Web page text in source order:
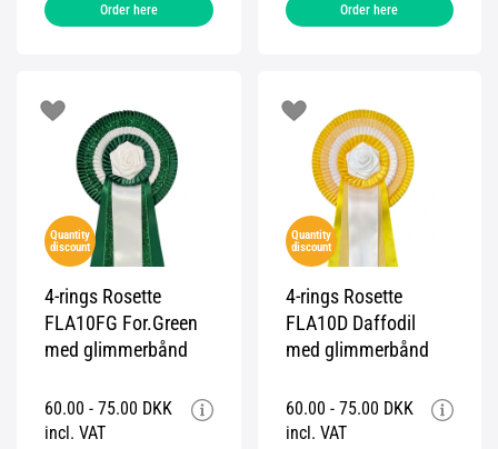
Order here Order here
Quantity
discount
4-rings Rosette
FLA10FG For.Green
med glimmerbånd
60.00 - 75.00 DKK
incl. VAT
Quantity
discount
4-rings Rosette
FLA10D Daffodil
med glimmerbånd
60.00 - 75.00 DKK
incl. VAT